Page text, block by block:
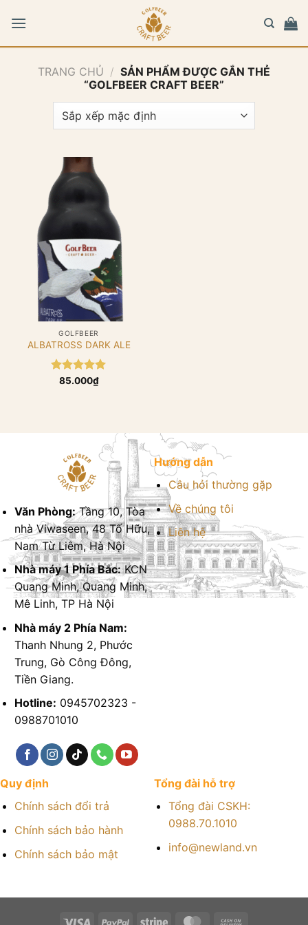
qua
TRANG CHỦ / SẢN PHẨM ĐƯỢC GẮN THẺ
“GOLFBEER CRAFT BEER”
GOLFBEER
ALBATROSS DARK ALE
Được xếp
85.000₫
Văn Phòng:Tầng 10, Tòa
nhà Viwaseen, 48 Tố Hữu,
Nam Từ Liêm, Hà Nội
Nhà máy 1 Phía Bắc:KCN
Quang Minh, Quang Minh,
Mê Linh, TP Hà Nội
Nhà máy 2 Phía Nam:
Thanh Nhung 2, Phước
Trung, Gò Công Đông,
Tiền Giang.
Hotline: 0945702323 -
0988701010
Hướng dẫn
Câu hỏi thường gặp
Về chúng tôi
Liên hệ
Quy định
Chính sách đổi trả
Chính sách bảo hành
Chính sách bảo mật
Tổng đài hỗ trợ
Tổng đài CSKH:
0988.70.1010
info@newland.vn